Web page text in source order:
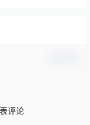
评论